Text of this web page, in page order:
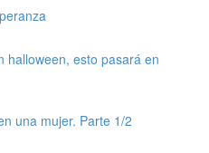
halloween, esto pasará en
una mujer. Parte 1/2